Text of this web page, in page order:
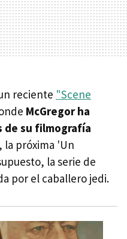
reciente "Scene
McGregor ha
de su filmografía
la próxima 'Un
la serie de
por el caballero jedi.